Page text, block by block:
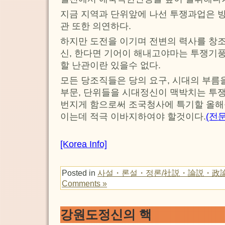
지금 지역과 단위앞에 나선 투쟁과업은
관 또한 의연하다.
하지만 도전을 이기며 전변의 력사를 창
신, 한다면 기어이 해내고야마는 투쟁기
할 난관이란 있을수 없다.
모든 당조직들은 당의 요구, 시대의 부
부문, 단위들을 시대정신이 맥박치는 투
번지게 함으로써 조국청사에 특기할 올
이는데 적극 이바지하여야 할것이다.(전
[Korea Info]
Posted in 사설・론설・정론/社説・論説・政
Comments »
강원도정신의 핵